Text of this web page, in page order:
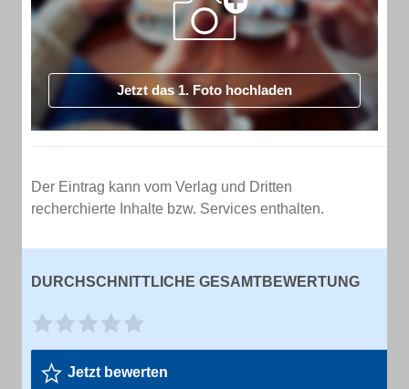
Jetzt das 1. Foto hochladen
Der Eintrag kann vom Verlag und Dritten
recherchierte Inhalte bzw. Services enthalten.
DURCHSCHNITTLICHE GESAMTBEWERTUNG
Jetzt bewerten